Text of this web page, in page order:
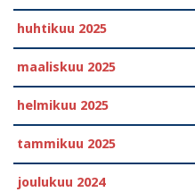
huhtikuu 2025
maaliskuu 2025
helmikuu 2025
tammikuu 2025
joulukuu 2024